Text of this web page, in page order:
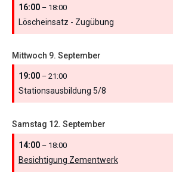
16:00 – 18:00
Löscheinsatz - Zugübung
Mittwoch 9. September
19:00 – 21:00
Stationsausbildung 5/8
Samstag 12. September
14:00 – 18:00
Besichtigung Zementwerk